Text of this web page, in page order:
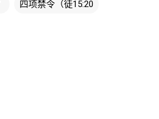
四项禁令（徒15:20